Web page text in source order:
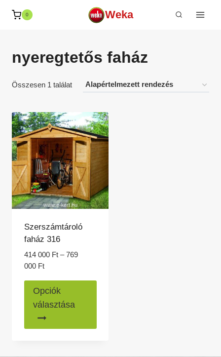
0 Weka
nyeregtetős faház
Összesen 1 találat
Szerszámtároló
faház 316
414 000 Ft – 769
000 FtÁrtartomány:
000 Ft
-
000 Ft
Opciók
választása
több